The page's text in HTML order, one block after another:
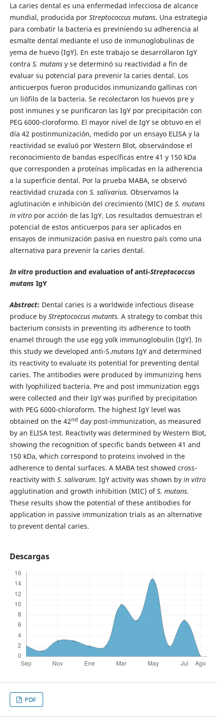
La caries dental es una enfermedad infecciosa de alcance
mundial, producida por Streptococcus mutans. Una estrategia
para combatir la bacteria es previniendo su adherencia al
esmalte dental mediante el uso de inmunoglobulinas de
yema de huevo (IgY). En este trabajo se desarrollaron IgY
contra S. mutansy se determinó su reactividad a fin de
evaluar su potencial para prevenir la caries dental. Los
anticuerpos fueron producidos inmunizando gallinas con
un liófilo de la bacteria. Se recolectaron los huevos pre y
post inmunes y se purificaron las IgY por precipitación con
PEG 6000-cloroformo. El mayor nivel de IgY se obtuvo en el
día 42 postinmunización, medido por un ensayo ELISA y la
reactividad se evaluó por Western Blot, observándose el
reconocimiento de bandas específicas entre 41 y 150 kDa
que corresponden a proteínas implicadas en la adherencia
a la superficie dental. Por la prueba MABA, se observó
reactividad cruzada con S. salivarius. Observamos la
aglutinación e inhibición del crecimiento (MIC) de S. mutans
in vitropor acción de las IgY. Los resultados demuestran el
potencial de estos anticuerpos para ser aplicados en
ensayos de inmunización pasiva en nuestro país como una
alternativa para prevenir la caries dental.
In vitroproduction and evaluation of anti-Streptococcus
mutansIgY
Abstract: Dental caries is a worldwide infectious disease
produce by Streptococcus mutants. A strategy to combat this
bacterium consists in preventing its adherence to tooth
enamel through the use egg yolk immunoglobulin (IgY). In
this study we developed anti-S.mutans IgY and determined
its reactivity to evaluate its potential for preventing dental
caries. The antibodies were produced by immunizing hens
with lyophilized bacteria. Pre and post immunization eggs
were collected and their IgY was purified by precipitation
with PEG 6000-chloroform. The highest IgY level was
obtained on the 42nd day post-immunization, as measured
by an ELISA test. Reactivity was determined by Western Blot,
showing the recognition of specific bands between 41 and
150 kDa, which correspond to proteins involved in the
adherence to dental surfaces. A MABA test showed cross-
reactivity with S. salivarum. IgY activity was shown by in vitro
agglutination and growth inhibition (MIC) ofS. mutans.
These results show the potential of these antibodies for
application in passive immunization trials as an alternative
to prevent dental caries.
Descargas
PDF